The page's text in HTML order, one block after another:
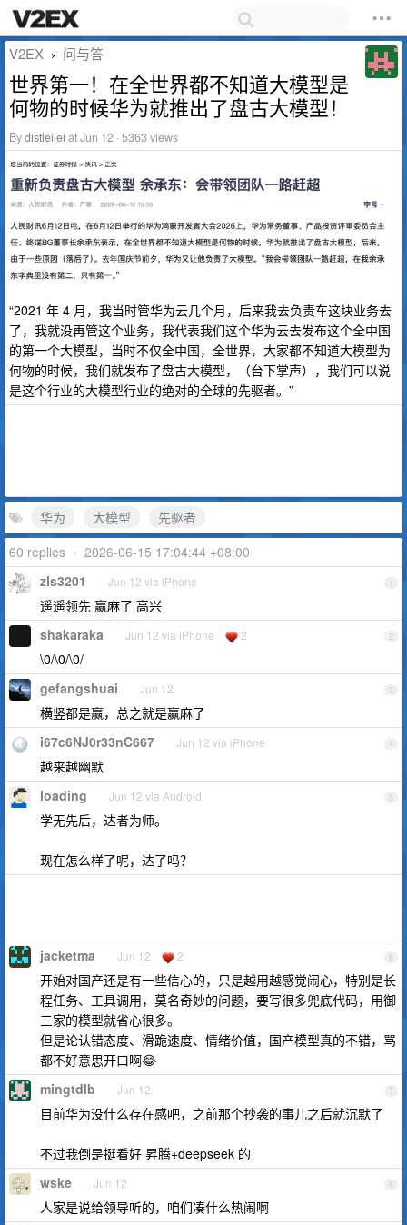
V2EX › 问与答
世界第一！在全世界都不知道大模型是
何物的时候华为就推出了盘古大模型！
Bydistleilei at Jun 12 · 5363 views
“2021 年 4 月，我当时管华为云几个月，后来我去负责车这块业务去
了，我就没再管这个业务，我代表我们这个华为云去发布这个全中国
的第一个大模型，当时不仅全中国，全世界，大家都不知道大模型为
何物的时候，我们就发布了盘古大模型，（台下掌声），我们可以说
是这个行业的大模型行业的绝对的全球的先驱者。”
华为 大模型
先驱者
60 replies • 2026-06-15 17:04:44 +08:00
1
zls3201 Jun 12 via iPhone
遥遥领先 赢麻了 高兴
2
shakaraka Jun 12 via iPhone 2
\0/\0/\0/
3
gefangshuai Jun 12
横竖都是赢，总之就是赢麻了
4
i67c6NJ0r33nC667 Jun 12 via iPhone
越来越幽默
5
loading Jun 12 via Android
学无先后，达者为师。
现在怎么样了呢，达了吗？
6
jacketma Jun 12 2
开始对国产还是有一些信心的，只是越用越感觉闹心，特别是长
程任务、工具调用，莫名奇妙的问题，要写很多兜底代码，用御
三家的模型就省心很多。
但是论认错态度、滑跪速度、情绪价值，国产模型真的不错，骂
都不好意思开口啊😂
7
mingtdlb Jun 12
目前华为没什么存在感吧，之前那个抄袭的事儿之后就沉默了
不过我倒是挺看好 昇腾+deepseek 的
8
wske Jun 12
人家是说给领导听的，咱们凑什么热闹啊